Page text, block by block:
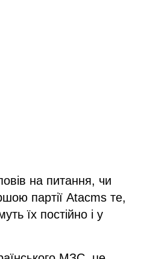
на питання, чи
партії Atacms те,
їх постійно і у